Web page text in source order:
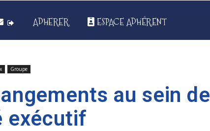
ADHERER ESPACE ADHÉRENT
Groupe
au sein de
exécutif